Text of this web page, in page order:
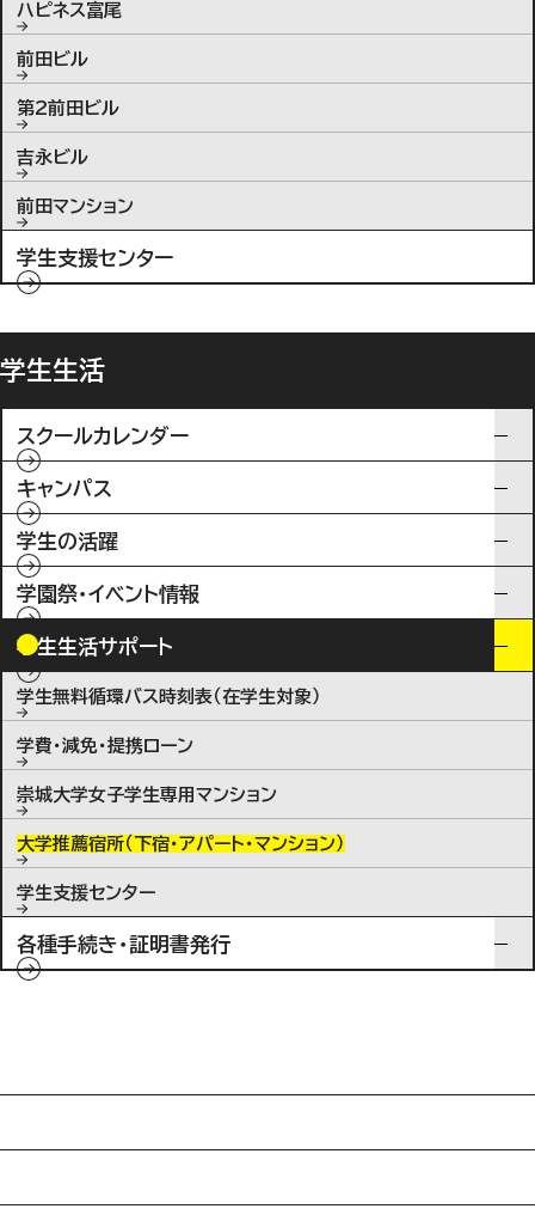
ハピネス富尾
前田ビル
第2前田ビル
吉永ビル
前田マンション
学生支援センター
学生生活
スクールカレンダー
キャンパス
学生の活躍
学園祭・イベント情報
学生生活サポート
学生無料循環バス時刻表（在学生対象）
学費・減免・提携ローン
崇城大学女子学生専用マンション
大学推薦宿所（下宿・アパート・マンション）
学生支援センター
各種手続き・証明書発行